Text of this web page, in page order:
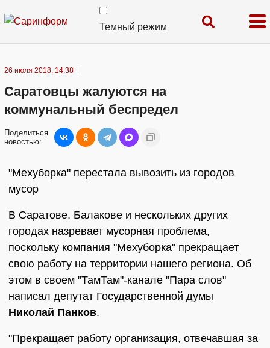
Темный режим
26 июля 2018, 14:38
Саратовцы жалуются на
коммунальный беспредел
Поделиться
новостью:
"Мехуборка" перестала вывозить из городов
мусор
В Саратове, Балакове и нескольких других
городах назревает мусорная проблема,
поскольку компания "Мехуборка" прекращает
свою работу на территории нашего региона. Об
этом в своем "ТамТам"-канале "Пара слов"
написал депутат Государственной думы
Николай Панков.
"Прекращает работу организация, отвечавшая за